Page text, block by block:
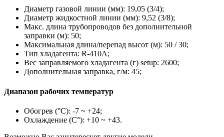
Диаметр газовой линии (мм): 19,05 (3/4);
Диаметр жидкостной линии (мм): 9,52 (3/8);
Макс. длина трубопроводов без дополнительной
заправки (м): 50;
Максимальная длина/перепад высот (м): 50 / 30;
Тип хладагента: R-410A;
Вес заправляемого хладагента (г) setup: 2600;
Дополнительная заправка, г/м: 45;
Диапазон рабочих температур
Обогрев (°С): -7 ~ +24;
Охлаждение (С°): +10 ~ +43.